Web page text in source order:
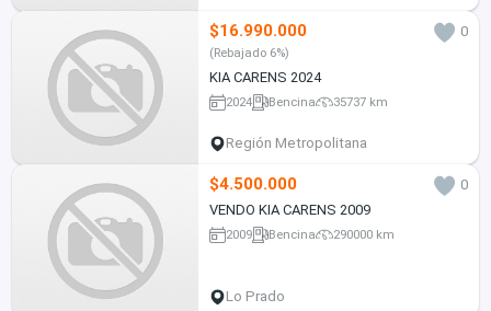
$16.990.000 0
(Rebajado 6%)
KIA CARENS 2024
2024 Bencina 35737 km
Región Metropolitana
$4.500.000
0
VENDO KIA CARENS 2009
2009 Bencina 290000 km
Lo Prado